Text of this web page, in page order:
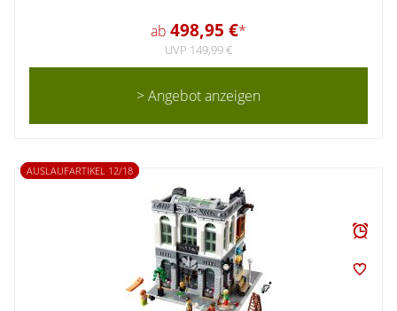
ab 498,95 €*
UVP 149,99 €
> Angebot anzeigen
AUSLAUFARTIKEL 12/18